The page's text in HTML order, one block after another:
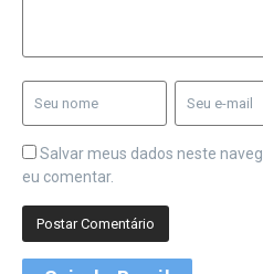
Salvar meus dados neste
eu comentar.